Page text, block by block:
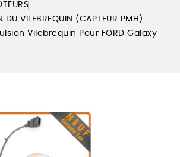
DU VILEBREQUIN (CAPTEUR PMH)
Vilebrequin Pour FORD Galaxy